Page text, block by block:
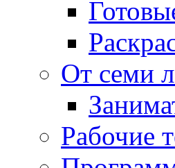
От семи
Рабочие